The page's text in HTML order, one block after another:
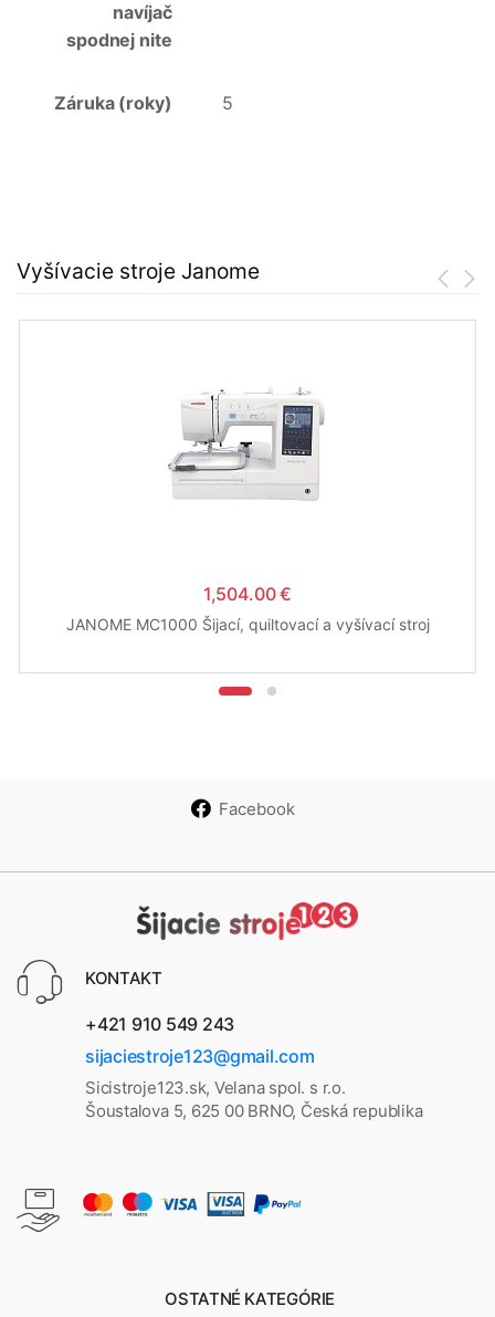
navíjač
spodnej nite
Záruka (roky) 5
Vyšívacie stroje Janome
1,504.00 €
JANOME MC1000 Šijací, quiltovací a vyšívací stroj
Facebook
KONTAKT
+421 910 549 243
sijaciestroje123@gmail.com
Sicistroje123.sk, Velana spol. s r.o.
Šoustalova 5, 625 00 BRNO, Česká republika
OSTATNÉ KATEGÓRIE